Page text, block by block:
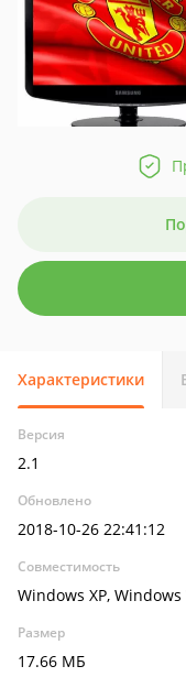
Характеристики
Версия
2.1
Обновлено
2018-10-26 22:41:12
Совместимость
Windows XP,
Размер
17.66 МБ